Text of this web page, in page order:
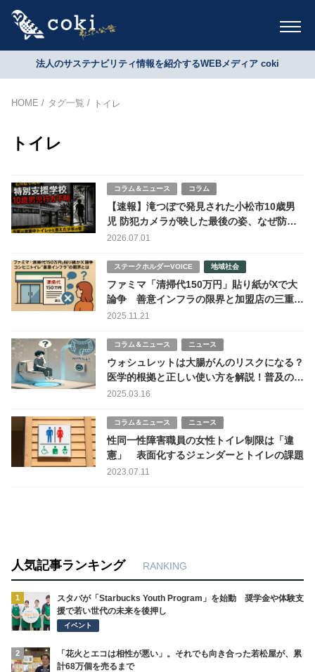
法人のサステナビリティ情報を紹介するWEBメディア coki
HOME タグ一覧 トイレ
トイレ
コラム＆ニュース コラム
【速報】滝つぼで発見された小松市10歳男
児 防犯カメラが映した最後の姿、なぜ防げ
なかったのか
2026.07.01
ステークホルダーVOICE 地域社会
ファミマ「清掃代150万円」貼り紙がXで大
論争 善意インフラの限界と加盟店の三重苦
があらわに
2025.11.21
コラム＆ニュース ニュース
ウォシュレットは大腸がんのリスクになる？
医学的根拠と正しい使い方を解説！普及の歴
史と公共機関での衛生リスクも検証
2025.03.16
コラム＆ニュース ニュース
性同一性障害職員の女性トイレ制限は「違
憲」 表面化するジェンダーとトイレの課題
2023.07.11
人気記事ランキング RANKING
1
スタバが「Starbucks Youth Program」を始動 奨学金や体験支
援で若い世代の未来を後押し
イベント
2
「花火とエコは相性が悪い」。それでも向き合った若松屋が、累
計68万個を売るまで